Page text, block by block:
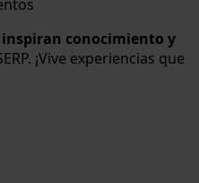
inspiran conocimiento y
¡Vive experiencias que